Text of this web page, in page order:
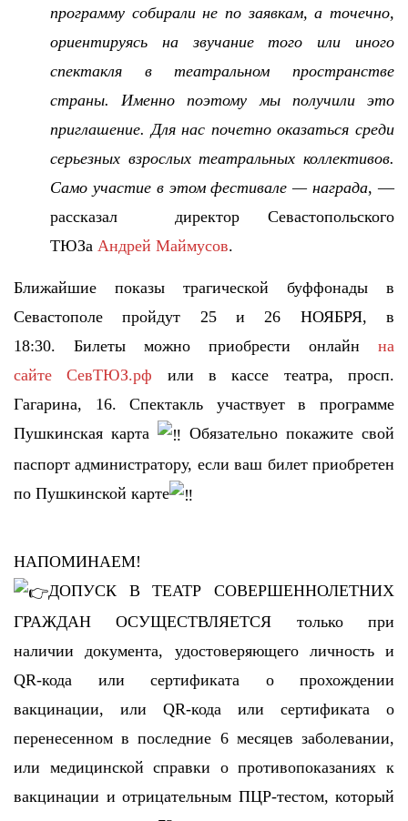
программу собирали не по заявкам, а точечно,
ориентируясь на звучание того или иного
спектакля в театральном пространстве
страны. Именно поэтому мы получили это
приглашение. Для нас почетно оказаться среди
серьезных взрослых театральных коллективов.
Само участие в этом фестивале — награда, —
рассказал директор Севастопольского
ТЮЗа Андрей Маймусов.
Ближайшие показы трагической буффонады в
Севастополе пройдут 25 и 26 НОЯБРЯ, в
18:30. Билеты можно приобрести онлайн на
сайте СевТЮЗ.рф или в кассе театра, просп.
Гагарина, 16. Спектакль участвует в программе
Пушкинская карта
Обязательно покажите свой
паспорт администратору, если ваш билет приобретен
по Пушкинской карте
НАПОМИНАЕМ!
ДОПУСК В ТЕАТР СОВЕРШЕННОЛЕТНИХ
ГРАЖДАН ОСУЩЕСТВЛЯЕТСЯ только при
наличии документа, удостоверяющего личность и
QR-кода или сертификата о прохождении
вакцинации, или QR-кода или сертификата о
перенесенном в последние 6 месяцев заболевании,
или медицинской справки о противопоказаниях к
вакцинации и отрицательным ПЦР-тестом, который